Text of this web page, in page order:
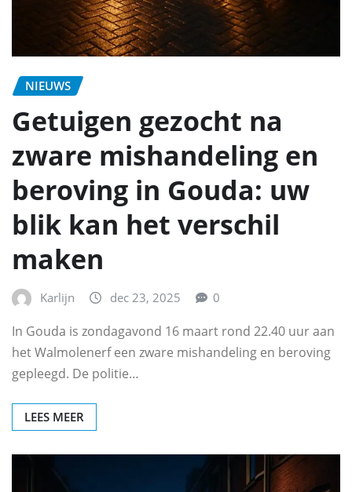
NIEUWS
Getuigen gezocht na
zware mishandeling en
beroving in Gouda: uw
blik kan het verschil
maken
Karlijn dec 23, 2025 0
In Gouda is zondagavond 16 maart rond 22.40 uur aan
het Walmolenerf een zware mishandeling en beroving
gepleegd. De politie…
LEES MEER